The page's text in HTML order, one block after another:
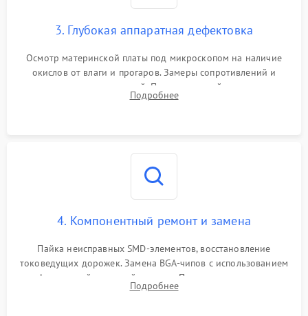
3. Глубокая аппаратная дефектовка
Осмотр материнской платы под микроскопом на наличие
окислов от влаги и прогаров. Замеры сопротивлений и
дежурных напряжений. Проверка цепей питания,
мультиконтроллера, процессора и видеочипа.
Подробнее
4. Компонентный ремонт и замена
Пайка неисправных SMD-элементов, восстановление
токоведущих дорожек. Замена BGA-чипов с использованием
инфракрасной паяльной станции. Прошивка микросхемы
BIOS или замена поврежденных портов USB
Подробнее